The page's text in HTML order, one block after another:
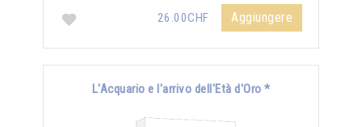
26.00CHF Aggiungere
L'Acquario e l'arrivo dell'Età d'Oro *